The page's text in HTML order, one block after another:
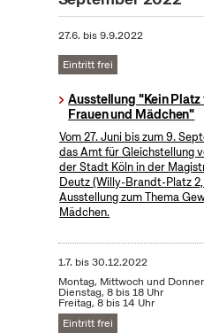
27.6. bis9.9.2022
Eintritt frei
Ausstellung "Kein
Frauen und Mädchen"
Vom 27. Juni bis zum 9.
das Amt für Gleichstellung
der Stadt Köln in der
Deutz (Willy-Brandt-Platz
Ausstellung zum Thema
Mädchen.
1.7. bis30.12.2022
Montag, Mittwoch und
Dienstag, 8 bis 18 Uhr
Freitag, 8 bis 14 Uhr
Eintritt frei